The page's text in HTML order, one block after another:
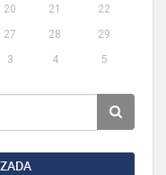
20 21
22
27 28
29
3 4 5